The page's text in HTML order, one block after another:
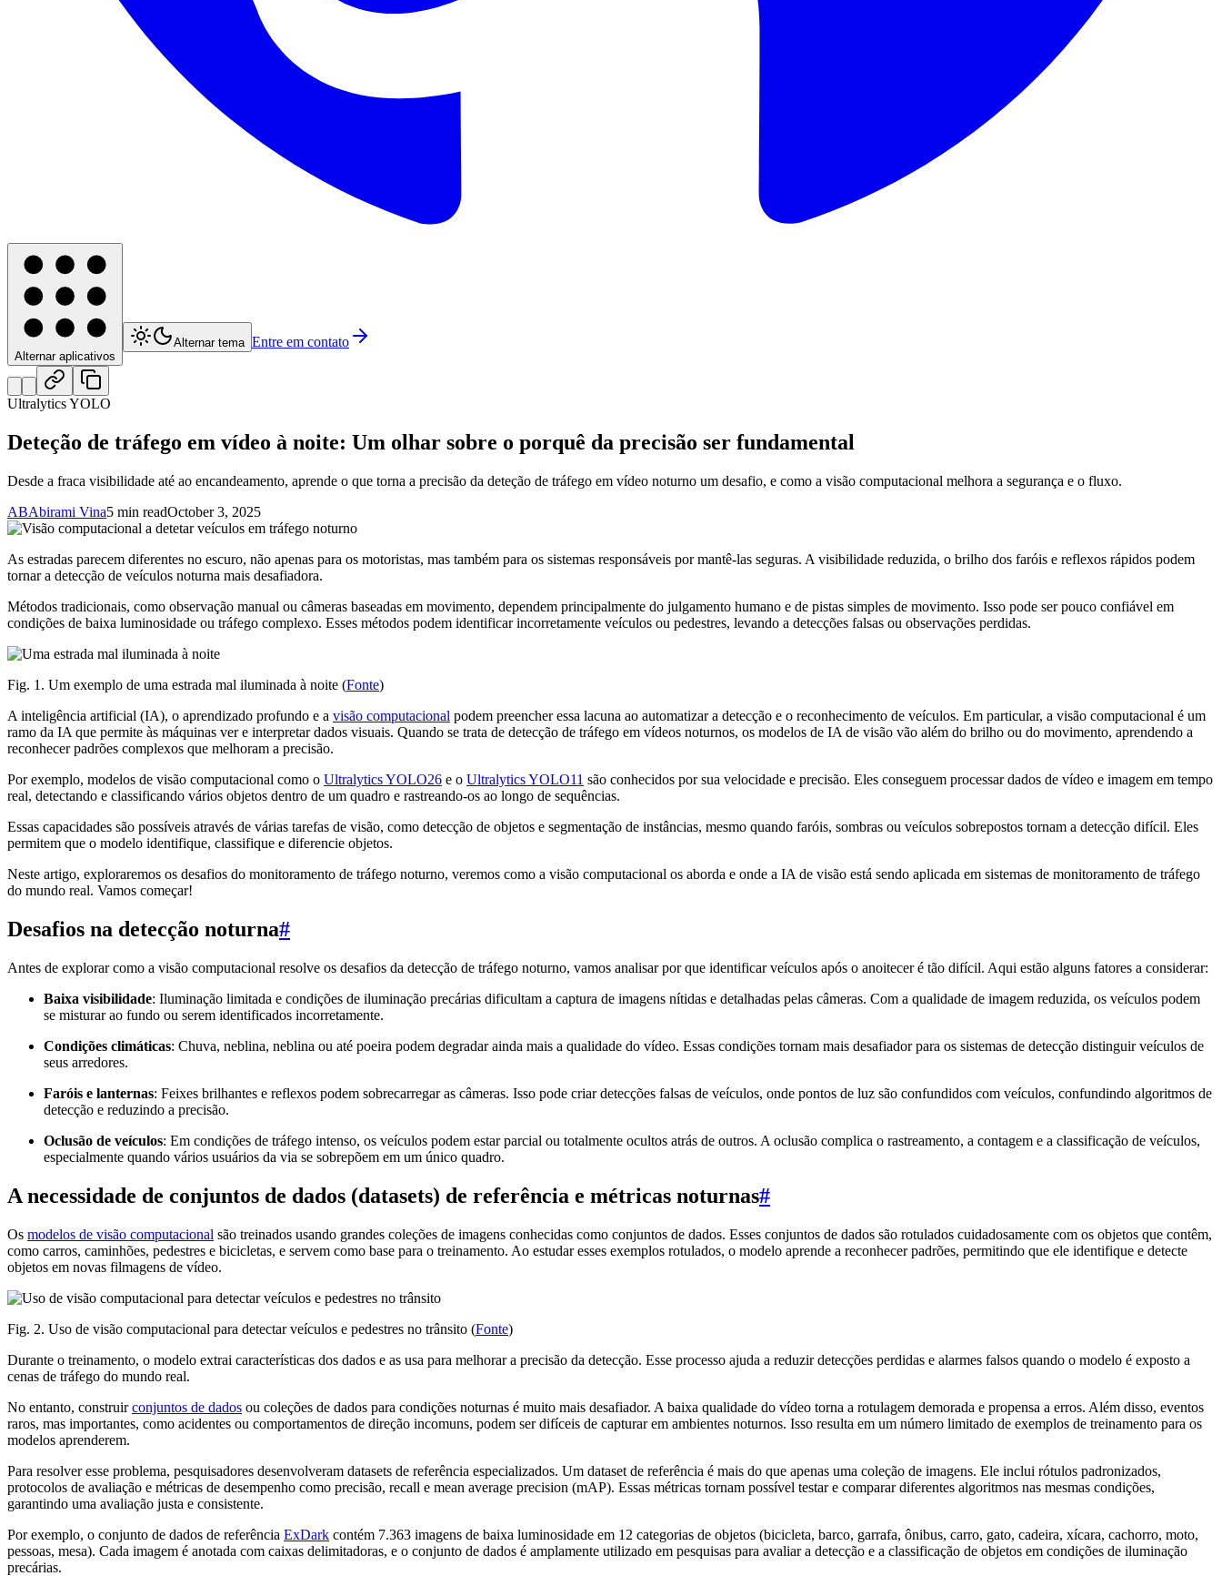
Alternar aplicativos
Alternar tema Entre em contato
Ultralytics YOLO
Deteção de tráfego em vídeo à noite: Um olhar sobre o porquê da precisão ser fundamental
Desde a fraca visibilidade até ao encandeamento, aprende o que torna a precisão da deteção de tráfego em vídeo noturno um desafio, e como a visão computacional melhora a segurança e o fluxo.
ABAbirami Vina5 min readOctober 3, 2025
As estradas parecem diferentes no escuro, não apenas para os motoristas, mas também para os sistemas responsáveis por mantê-las seguras. A visibilidade reduzida, o brilho dos faróis e reflexos rápidos podem
tornar a detecção de veículos noturna mais desafiadora.
Métodos tradicionais, como observação manual ou câmeras baseadas em movimento, dependem principalmente do julgamento humano e de pistas simples de movimento. Isso pode ser pouco confiável em
condições de baixa luminosidade ou tráfego complexo. Esses métodos podem identificar incorretamente veículos ou pedestres, levando a detecções falsas ou observações perdidas.
Fig. 1. Um exemplo de uma estrada mal iluminada à noite (Fonte)
A inteligência artificial (IA), o aprendizado profundo e a visão computacional podem preencher essa lacuna ao automatizar a detecção e o reconhecimento de veículos. Em particular, a visão computacional é um
ramo da IA que permite às máquinas ver e interpretar dados visuais. Quando se trata de detecção de tráfego em vídeos noturnos, os modelos de IA de visão vão além do brilho ou do movimento, aprendendo a
reconhecer padrões complexos que melhoram a precisão.
Por exemplo, modelos de visão computacional como o Ultralytics YOLO26 e o Ultralytics YOLO11 são conhecidos por sua velocidade e precisão. Eles conseguem processar dados de vídeo e imagem em tempo
real, detectando e classificando vários objetos dentro de um quadro e rastreando-os ao longo de sequências.
Essas capacidades são possíveis através de várias tarefas de visão, como detecção de objetos e segmentação de instâncias, mesmo quando faróis, sombras ou veículos sobrepostos tornam a detecção difícil. Eles
permitem que o modelo identifique, classifique e diferencie objetos.
Neste artigo, exploraremos os desafios do monitoramento de tráfego noturno, veremos como a visão computacional os aborda e onde a IA de visão está sendo aplicada em sistemas de monitoramento de tráfego
do mundo real. Vamos começar!
Desafios na detecção noturna#
Antes de explorar como a visão computacional resolve os desafios da detecção de tráfego noturno, vamos analisar por que identificar veículos após o anoitecer é tão difícil. Aqui estão alguns fatores a considerar:
Baixa visibilidade: Iluminação limitada e condições de iluminação precárias dificultam a captura de imagens nítidas e detalhadas pelas câmeras. Com a qualidade de imagem reduzida, os veículos podem
se misturar ao fundo ou serem identificados incorretamente.
Condições climáticas: Chuva, neblina, neblina ou até poeira podem degradar ainda mais a qualidade do vídeo. Essas condições tornam mais desafiador para os sistemas de detecção distinguir veículos de
seus arredores.
Faróis e lanternas: Feixes brilhantes e reflexos podem sobrecarregar as câmeras. Isso pode criar detecções falsas de veículos, onde pontos de luz são confundidos com veículos, confundindo algoritmos de
detecção e reduzindo a precisão.
Oclusão de veículos: Em condições de tráfego intenso, os veículos podem estar parcial ou totalmente ocultos atrás de outros. A oclusão complica o rastreamento, a contagem e a classificação de veículos,
especialmente quando vários usuários da via se sobrepõem em um único quadro.
A necessidade de conjuntos de dados (datasets) de referência e métricas noturnas#
Os modelos de visão computacional são treinados usando grandes coleções de imagens conhecidas como conjuntos de dados. Esses conjuntos de dados são rotulados cuidadosamente com os objetos que contêm,
como carros, caminhões, pedestres e bicicletas, e servem como base para o treinamento. Ao estudar esses exemplos rotulados, o modelo aprende a reconhecer padrões, permitindo que ele identifique e detecte
objetos em novas filmagens de vídeo.
Fig. 2. Uso de visão computacional para detectar veículos e pedestres no trânsito (Fonte)
Durante o treinamento, o modelo extrai características dos dados e as usa para melhorar a precisão da detecção. Esse processo ajuda a reduzir detecções perdidas e alarmes falsos quando o modelo é exposto a
cenas de tráfego do mundo real.
No entanto, construirconjuntos de dados ou coleções de dados para condições noturnas é muito mais desafiador. A baixa qualidade do vídeo torna a rotulagem demorada e propensa a erros. Além disso, eventos
raros, mas importantes, como acidentes ou comportamentos de direção incomuns, podem ser difíceis de capturar em ambientes noturnos. Isso resulta em um número limitado de exemplos de treinamento para os
modelos aprenderem.
Para resolver esse problema, pesquisadores desenvolveram datasets de referência especializados. Um dataset de referência é mais do que apenas uma coleção de imagens. Ele inclui rótulos padronizados,
protocolos de avaliação e métricas de desempenho como precisão, recall e mean average precision (mAP). Essas métricas tornam possível testar e comparar diferentes algoritmos nas mesmas condições,
garantindo uma avaliação justa e consistente.
Por exemplo, o conjunto de dados de referência ExDark contém 7.363 imagens de baixa luminosidade em 12 categorias de objetos (bicicleta, barco, garrafa, ônibus, carro, gato, cadeira, xícara, cachorro, moto,
pessoas, mesa). Cada imagem é anotada com caixas delimitadoras, e o conjunto de dados é amplamente utilizado em pesquisas para avaliar a detecção e a classificação de objetos em condições de iluminação
precárias.